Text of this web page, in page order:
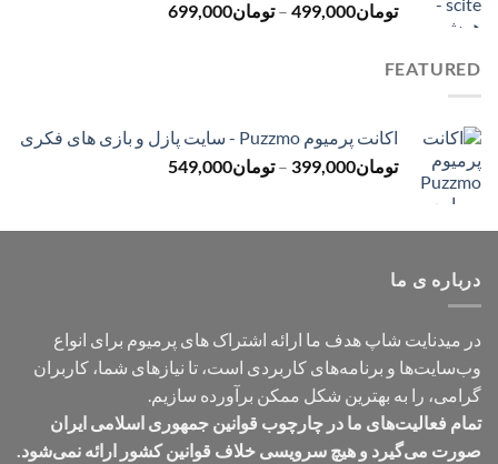
تومان499,000
تومان499,000
– تومان699,000محدوده
FEATURED
اکانت پرمیوم Puzzmo - سایت پازل و بازی های فکری
تومان399,000
– تومان549,000
تا
درباره ی ما
در میدنایت شاپ هدف ما ارائه اشتراک های پرمیوم برای انواع
وب‌سایت‌ها و برنامه‌های کاربردی است، تا نیازهای شما، کاربران
گرامی، را به بهترین شکل ممکن برآورده سازیم.
تمام فعالیت‌های ما در چارچوب قوانین جمهوری اسلامی ایران
صورت می‌گیرد و هیچ سرویسی خلاف قوانین کشور ارائه نمی‌شود.